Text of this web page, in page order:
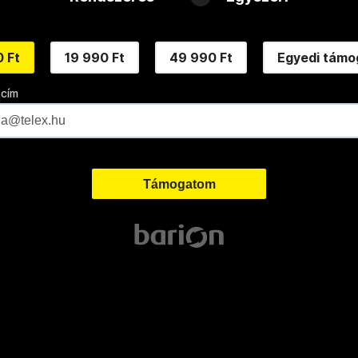
Ft 19 990 Ft 49 990 Ft Egyedi